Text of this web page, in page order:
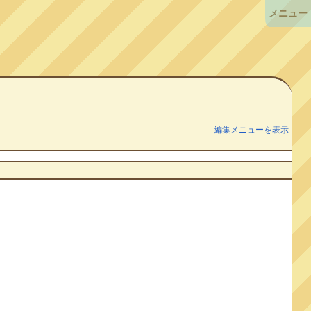
編集メニューを表示
メニュー